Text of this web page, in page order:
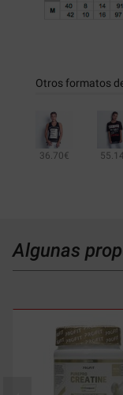
Otros formatos
36.70€
Algunas